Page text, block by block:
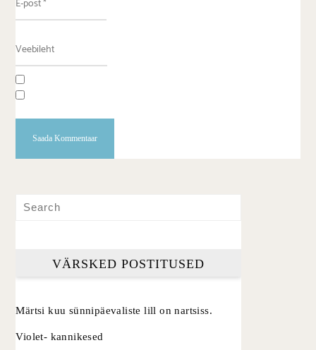
VÄRSKED POSTITUSED
Märtsi kuu sünnipäevaliste lill on nartsiss.
Violet- kannikesed